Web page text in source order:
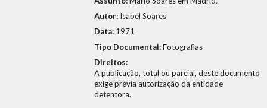
Autor: Isabel Soares
Data: 1971
Tipo Documental:Fotografias
Direitos:
A publicação, total ou parcial, deste documento
exige prévia autorização da entidade
detentora.